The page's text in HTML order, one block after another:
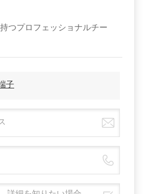
つプロフェッショナルチー
子